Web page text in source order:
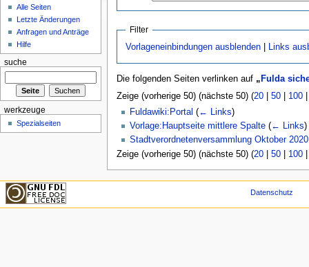
Filter
Vorlageneinbindungen ausblenden
Links
Die folgenden Seiten verlinken auf „ Fulda
Zeige (vorherige 50) (nächste 50) (20| 50| 100
Fuldawiki:Portal (← Links)
Vorlage:Hauptseite mittlere Spalte (← Links)
Stadtverordnetenversammlung Oktober 2020
Zeige (vorherige 50) (nächste 50) (20| 50| 100
Alle Seiten
Letzte Änderungen
Anfragen und Anträge
Hilfe
suche
werkzeuge
Spezialseiten
Datenschutz